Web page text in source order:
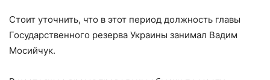
Стоит уточнить, что в этот период должность главы
Государственного резерва Украины занимал Вадим
Мосийчук.